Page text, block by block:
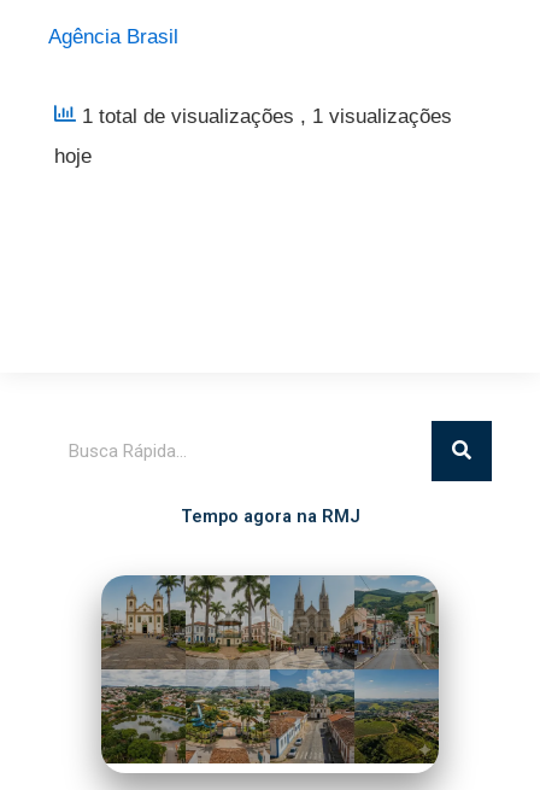
Agência Brasil
1 total de visualizações , 1 visualizações
hoje
Tempo agora na RMJ
Itatiba
20°C
Céu Limpo